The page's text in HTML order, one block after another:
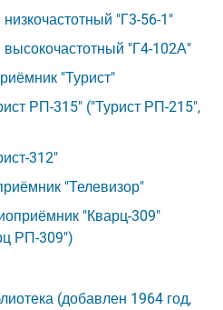
"Г3-56-1"
высокочастотный "Г4-102А"
"Турист"
РП-315" ("Турист РП-215",
312"
"Телевизор"
"Кварц-309"
РП-309")
(добавлен 1964 год,